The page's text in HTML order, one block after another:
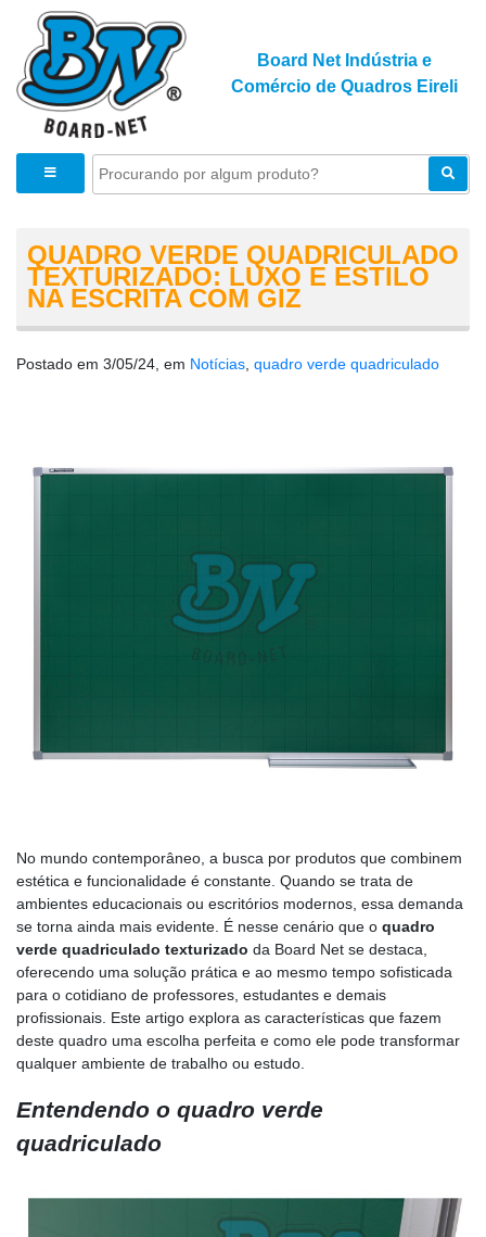
Board Net Indústria e
Comércio de Quadros Eireli
QUADRO VERDE QUADRICULADO
TEXTURIZADO: LUXO E ESTILO
NA ESCRITA COM GIZ
Postado em 3/05/24, em Notícias quadro verde quadriculado
No mundo contemporâneo, a busca por produtos que combinem
estética e funcionalidade é constante. Quando se trata de
ambientes educacionais ou escritórios modernos, essa demanda
se torna ainda mais evidente. É nesse cenário que o quadro
verde quadriculado texturizado da Board Net se destaca,
oferecendo uma solução prática e ao mesmo tempo sofisticada
para o cotidiano de professores, estudantes e demais
profissionais. Este artigo explora as características que fazem
deste quadro uma escolha perfeita e como ele pode transformar
qualquer ambiente de trabalho ou estudo.
Entendendo o quadro verde
quadriculado